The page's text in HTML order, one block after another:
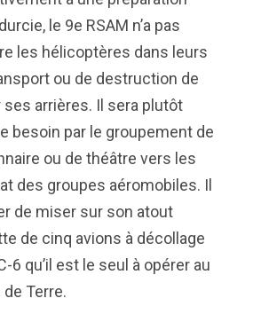
le 9e RSAM n’a pas
les hélicoptères dans leurs
ou de destruction de
ses arrières. Il sera plutôt
besoin par le groupement de
ou de théâtre vers les
des groupes aéromobiles. Il
de miser sur son atout
de cinq avions à décollage
6 qu’il est le seul à opérer au
de Terre.